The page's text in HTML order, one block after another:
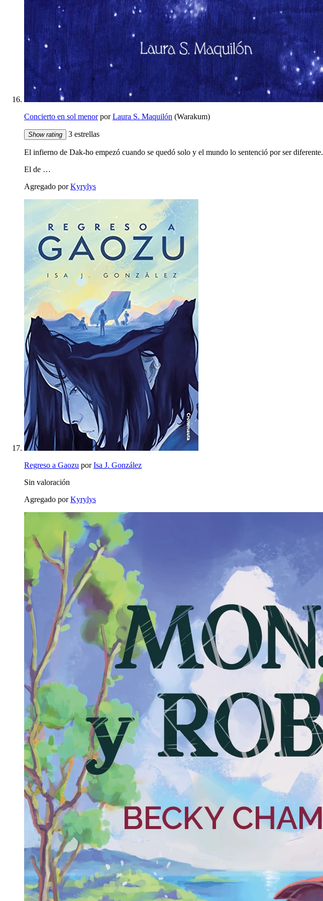
Concierto en sol menorporLaura S. Maquilón (Warakum)
Show rating 3 estrellas
El infierno de Dak-ho empezó cuando se quedó solo y el mundo lo sentenció por ser diferente.
El de …
Agregado porKyrylys
Regreso a Gaozu porIsa J. González
Sin valoración
Agregado porKyrylys